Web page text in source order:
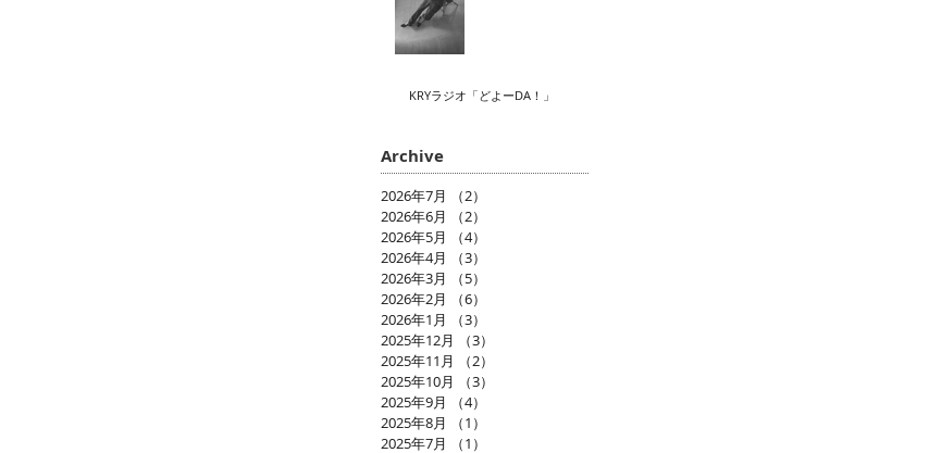
KRYラジオ「どよーDA！」
Archive
2026年7月 （2）
2026年6月
（2）
2026年5月
（4）
2026年4月
（3）
2026年3月
（5）
2026年2月
（6）
2026年1月
（3）
2025年12月
（3）
2025年11月
（2）
2025年10月
（3）
2025年9月
（4）
2025年8月
（1）
2025年7月
（1）